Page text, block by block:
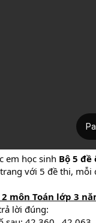
em học sinh Bộ 5
với 5 đề thi,
môn Toán lớp 3
lời đúng: